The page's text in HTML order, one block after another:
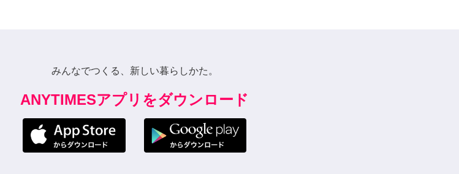
みんなでつくる、新しい暮らしかた。
ANYTIMESアプリをダウンロード